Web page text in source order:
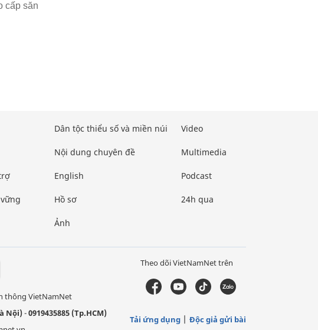
cấp săn
Dân tộc thiểu số và miền núi
Nội dung chuyên đề
English
Hồ sơ
Ảnh
Video
Multimedia
Podcast
24h qua
thông VietNamNet
Nội)-0919435885 (Tp.HCM)
Theo dõi VietNamNet trên
Tải ứng dụng Độc giả gửi bài